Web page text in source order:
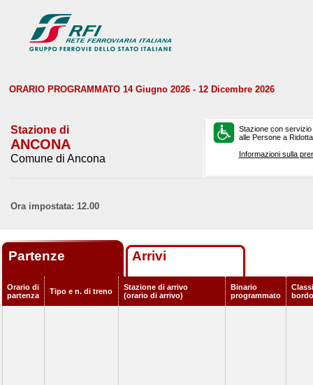
ORARIO PROGRAMMATO 14 Giugno 2026 - 12 Dicembre 2026
Stazione di
ANCONA
Comune di Ancona
Stazione con
alle Persone a
Informazioni sulla
Ora impostata: 12.00
Partenze Arrivi
Orario di
partenza
Tipo e n. di treno
Stazione di arrivo
(orario di arrivo)
Binario
programmato
bordo